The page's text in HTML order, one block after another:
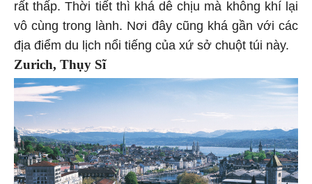
rất thấp. Thời tiết thì khá dễ chịu mà không khí lại
vô cùng trong lành. Nơi đây cũng khá gần với các
địa điểm du lịch nổi tiếng của xứ sở chuột túi này.
Zurich, Thụy Sĩ